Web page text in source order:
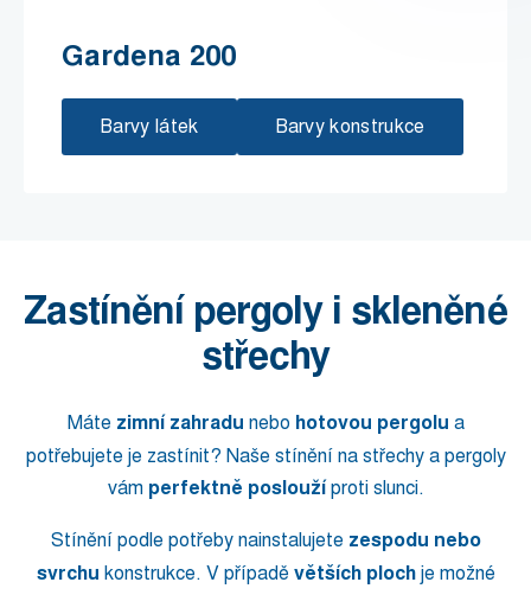
Gardena 200
Barvy látek Barvy konstrukce
Zastínění pergoly i skleněné
střechy
Máte zimní zahradu nebo hotovou pergolu a
potřebujete je zastínit? Naše stínění na střechy a pergoly
vám perfektně posloužíproti slunci.
Stínění podle potřeby nainstalujete zespodu nebo
svrchu konstrukce. V případě větších plochje možné